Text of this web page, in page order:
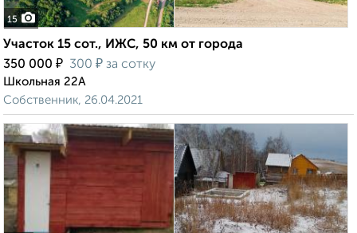
15
Участок 15 сот., ИЖС, 50 км от города
350 000 ₽ 300 ₽ за сотку
Школьная 22А
Собственник, 26.04.2021